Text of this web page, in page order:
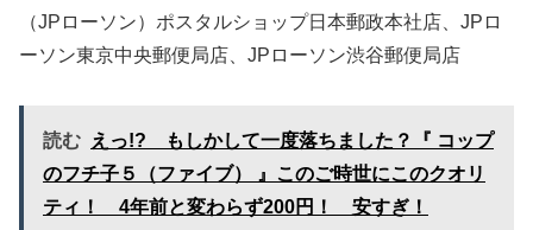
（JPローソン）ポスタルショップ日本郵政本社店、JPロ
ーソン東京中央郵便局店、JPローソン渋谷郵便局店
読む えっ!? もしかして一度落ちました？『 コップ
のフチ子５（ファイブ） 』このご時世にこのクオリ
ティ！ 4年前と変わらず200円！ 安すぎ！